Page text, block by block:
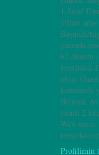
1.Sınıf
yılları
yazında
62.dönem
Enstitüsü
olup;
konularda
Birleşik
isimli 2
Web
Profilimin